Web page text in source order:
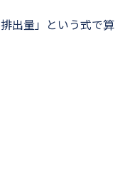
出量」という式で算